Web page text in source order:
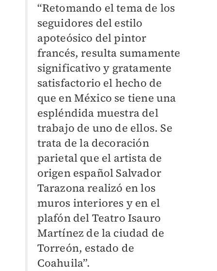
“Retomando el tema de los
seguidores del estilo
apoteósico del pintor
francés, resulta sumamente
significativo y gratamente
satisfactorio el hecho de
que en México se tiene una
espléndida muestra del
trabajo de uno de ellos. Se
trata de la decoración
parietal que el artista de
origen español Salvador
Tarazona realizó en los
muros interiores y en el
plafón del Teatro Isauro
Martínez de la ciudad de
Torreón, estado de
Coahuila”.